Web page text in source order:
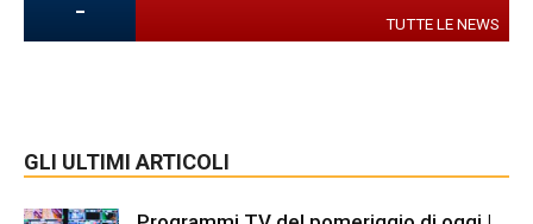
- TUTTE LE NEWS
GLI ULTIMI ARTICOLI